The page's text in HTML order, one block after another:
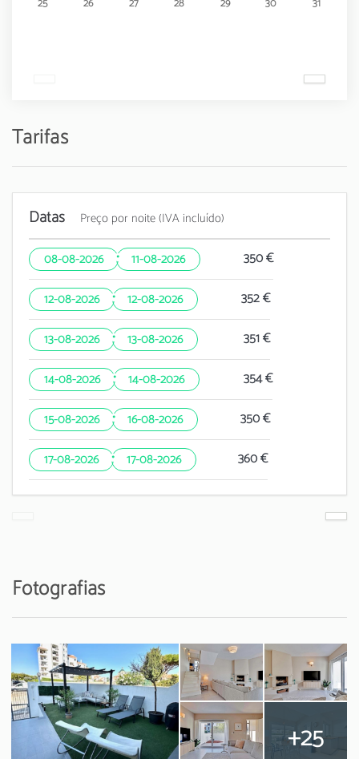
Tarifas
Datas Preço por noite (IVA incluído)
08-08-2026 · 11-08-2026 350 €
12-08-2026 · 12-08-2026 352 €
13-08-2026 · 13-08-2026 351 €
14-08-2026 · 14-08-2026 354 €
15-08-2026 · 16-08-2026 350 €
17-08-2026 · 17-08-2026 360 €
Fotografias
+25